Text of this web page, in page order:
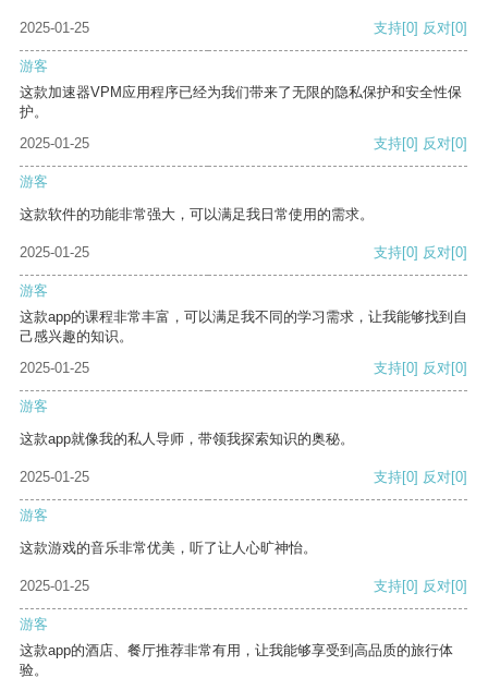
2025-01-25 支持[0] 反对[0]
游客
这款加速器VPM应用程序已经为我们带来了无限的隐私保护和安全性保
护。
2025-01-25
支持[0] 反对[0]
游客
这款软件的功能非常强大，可以满足我日常使用的需求。
2025-01-25 支持[0] 反对[0]
游客
这款app的课程非常丰富，可以满足我不同的学习需求，让我能够找到自
己感兴趣的知识。
2025-01-25
支持[0] 反对[0]
游客
这款app就像我的私人导师，带领我探索知识的奥秘。
2025-01-25 支持[0] 反对[0]
游客
这款游戏的音乐非常优美，听了让人心旷神怡。
2025-01-25 支持[0] 反对[0]
游客
这款app的酒店、餐厅推荐非常有用，让我能够享受到高品质的旅行体
验。